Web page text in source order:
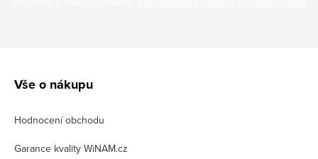
Vše o nákupu
Hodnocení obchodu
Garance kvality WiNAM.cz